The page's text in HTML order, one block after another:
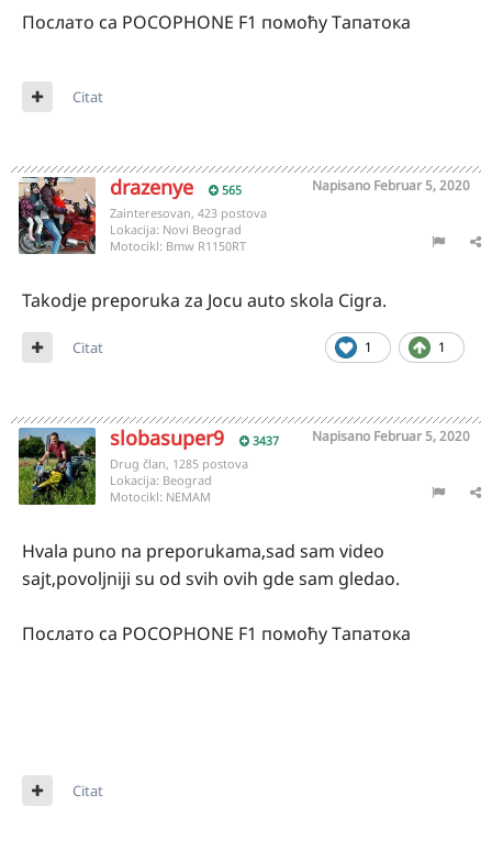
Послато са POCOPHONE F1 помоћу Тапатока
Citat
drazenye 565 Napisano Februar 5, 2020
Zainteresovan, 423 postova
Lokacija: Novi Beograd
Motocikl: Bmw R1150RT
Takodje preporuka za Jocu auto skola Cigra.
1 1
Citat
slobasuper9 3437 Napisano Februar 5, 2020
Drug član, 1285 postova
Lokacija: Beograd
Motocikl: NEMAM
Hvala puno na preporukama,sad sam video
sajt,povoljniji su od svih ovih gde sam gledao.
Послато са POCOPHONE F1 помоћу Тапатока
Citat